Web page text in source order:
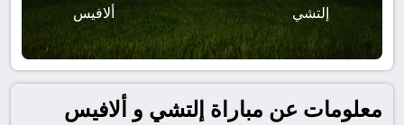
إلتشي ألافيس
معلومات عن مباراة إلتشي و ألافيس